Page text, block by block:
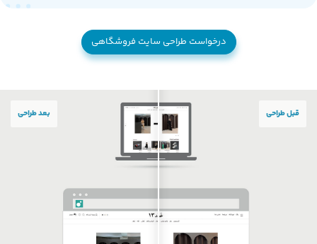
درخواست طراحی سایت فروشگاهی
قبل طراحی بعد طراحی